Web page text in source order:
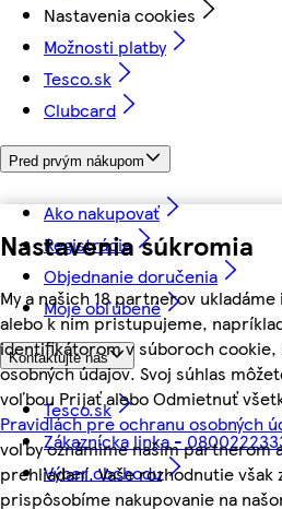
Nastavenia súkromia
My a našich 18 partnerov
alebo k nim pristupujeme,
identifikátorom v súboroch cookie,
osobných údajov. Svoj súhlas
voľbou Prijať alebo Odmietnuť
Pravidlách pre ochranu osobných
voľby oznámime našim partnerom
prehliadaní. Vaše rozhodnutie však
prispôsobíme nakupovanie na
Nastavenia cookies
Možnosti platby
Tesco.sk
Clubcard
Pred prvým nákupom
Ako nakupovať
Registrácia
Objednanie doručenia
Moje obľúbené
Kontaktujte nás
Tesco.sk
Zákaznícka linka -
Výber obchodu